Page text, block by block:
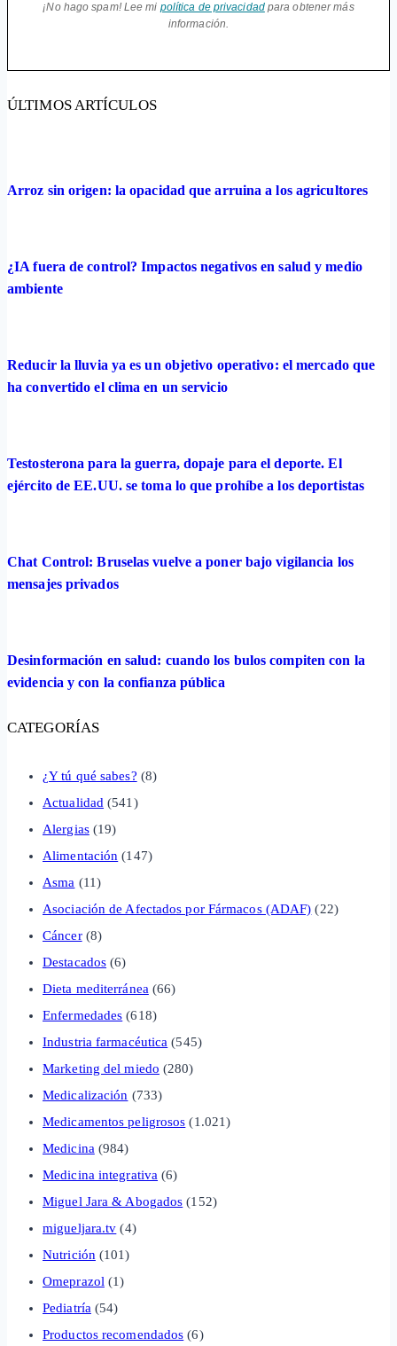
¡No hago spam! Lee mi política de privacidadpara obtener más
información.
ÚLTIMOS ARTÍCULOS
Arroz sin origen: la opacidad que arruina a los agricultores
¿IA fuera de control? Impactos negativos en salud y medio
ambiente
Reducir la lluvia ya es un objetivo operativo: el mercado que
ha convertido el clima en un servicio
Testosterona para la guerra, dopaje para el deporte. El
ejército de EE.UU. se toma lo que prohíbe a los deportistas
Chat Control: Bruselas vuelve a poner bajo vigilancia los
mensajes privados
Desinformación en salud: cuando los bulos compiten con la
evidencia y con la confianza pública
CATEGORÍAS
¿Y tú qué sabes? (8)
Actualidad (541)
Alergias(19)
Alimentación (147)
Asma (11)
Asociación de Afectados por Fármacos (ADAF) (22)
Cáncer(8)
Destacados (6)
Dieta mediterránea (66)
Enfermedades (618)
Industria farmacéutica (545)
Marketing del miedo (280)
Medicalización (733)
Medicamentos peligrosos (1.021)
Medicina (984)
Medicina integrativa (6)
Miguel Jara & Abogados (152)
migueljara.tv (4)
Nutrición (101)
Omeprazol (1)
Pediatría (54)
Productos recomendados (6)